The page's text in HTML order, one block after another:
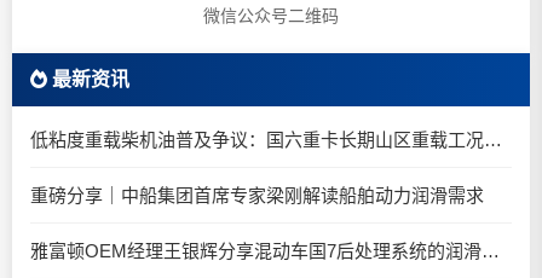
微信公众号二维码
最新资讯
低粘度重载柴机油普及争议：国六重卡长期山区重载工况是否适合0W-20柴油机油？
重磅分享｜中船集团首席专家梁刚解读船舶动力润滑需求
雅富顿OEM经理王银辉分享混动车国7后处理系统的润滑油要求